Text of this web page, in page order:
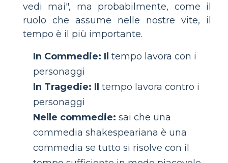
vedi mai", ma probabilmente, come il
ruolo che assume nelle nostre vite, il
tempo è il più importante.
In Commedie: Il tempo lavora con i
personaggi
In Tragedie: Il tempo lavora contro i
personaggi
Nelle commedie: sai che una
commedia shakespeariana è una
commedia se tutto si risolve con il